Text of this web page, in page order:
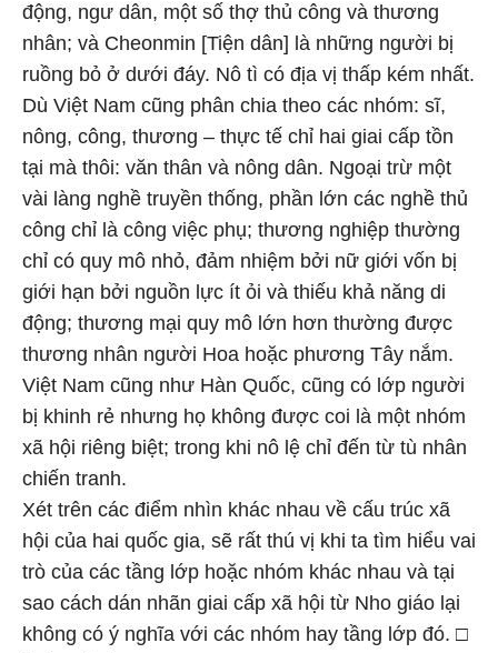
động, ngư dân, một số thợ thủ công và thương
nhân; và Cheonmin [Tiện dân] là những người bị
ruồng bỏ ở dưới đáy. Nô tì có địa vị thấp kém nhất.
Dù Việt Nam cũng phân chia theo các nhóm: sĩ,
nông, công, thương – thực tế chỉ hai giai cấp tồn
tại mà thôi: văn thân và nông dân. Ngoại trừ một
vài làng nghề truyền thống, phần lớn các nghề thủ
công chỉ là công việc phụ; thương nghiệp thường
chỉ có quy mô nhỏ, đảm nhiệm bởi nữ giới vốn bị
giới hạn bởi nguồn lực ít ỏi và thiếu khả năng di
động; thương mại quy mô lớn hơn thường được
thương nhân người Hoa hoặc phương Tây nắm.
Việt Nam cũng như Hàn Quốc, cũng có lớp người
bị khinh rẻ nhưng họ không được coi là một nhóm
xã hội riêng biệt; trong khi nô lệ chỉ đến từ tù nhân
chiến tranh.
Xét trên các điểm nhìn khác nhau về cấu trúc xã
hội của hai quốc gia, sẽ rất thú vị khi ta tìm hiểu vai
trò của các tầng lớp hoặc nhóm khác nhau và tại
sao cách dán nhãn giai cấp xã hội từ Nho giáo lại
không có ý nghĩa với các nhóm hay tầng lớp đó. □